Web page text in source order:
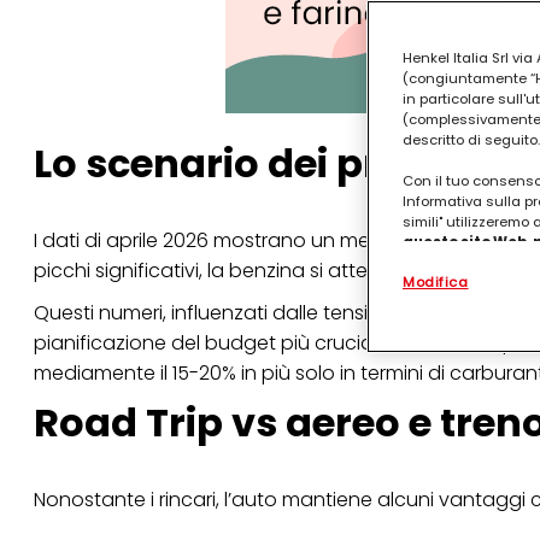
Lo scenario dei prezzi:
I dati di aprile 2026 mostrano un mercato dei
picchi significativi, la benzina si attesta su una media
Questi numeri, influenzati dalle tensioni geopolitiche
pianificazione del budget più cruciale che mai.
mediamente il 15-20% in più solo in termini di
Road Trip vs aereo e
Nonostante i rincari, l’auto mantiene alcuni
Henkel Italia Srl via
(congiuntamente
in particolare
descritto di seguito.
Con il tuo
Informativa sulla
simili" utilizzeremo
questo sito
.
(rispettivamente
terzi, conservare
identificati) su
misurare e
Puoi trovare
collegata nel piè
periodo di
Modifica